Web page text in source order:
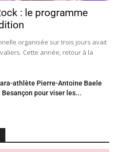
: le programme
organisée sur trois jours avait
Cette année, retour à la
athlète Pierre-Antoine Baele
Besançon pour viser les...